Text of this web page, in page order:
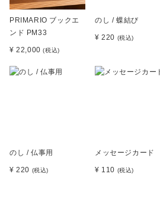
PRIMARIO ブックエ
ンド PM33
¥ 22,000(税込)
のし / 蝶結び
¥ 220 (税込)
のし / 仏事用
¥ 220 (税込)
メッセージカード
¥ 110 (税込)